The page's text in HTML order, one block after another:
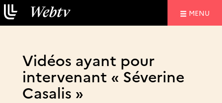
MENU
Vidéos ayant pour
intervenant « Séverine
Casalis »